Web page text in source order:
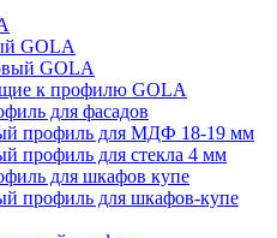
GOLA
GOLA
к профилю GOLA
для фасадов
профиль для МДФ 18-19 мм
профиль для стекла 4 мм
для шкафов купе
профиль для шкафов-купе